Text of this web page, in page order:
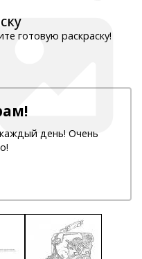
готовую раскраску!
день! Очень